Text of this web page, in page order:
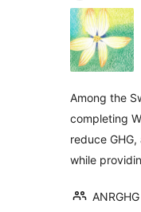
Among the
completing
reduce
while
ANRGHG